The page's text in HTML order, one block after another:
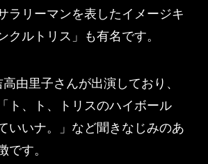
ラリーマンを表したイメージキ
クルトリス」も有名です。
由里子さんが出演しており、
ト、ト、トリスのハイボール
いいナ。」など聞きなじみのあ
です。